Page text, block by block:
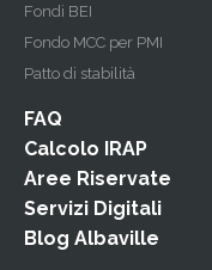
Fondi BEI
Fondo MCC per PMI
Patto di stabilità
FAQ
Calcolo IRAP
Aree Riservate
Servizi Digitali
Blog Albaville